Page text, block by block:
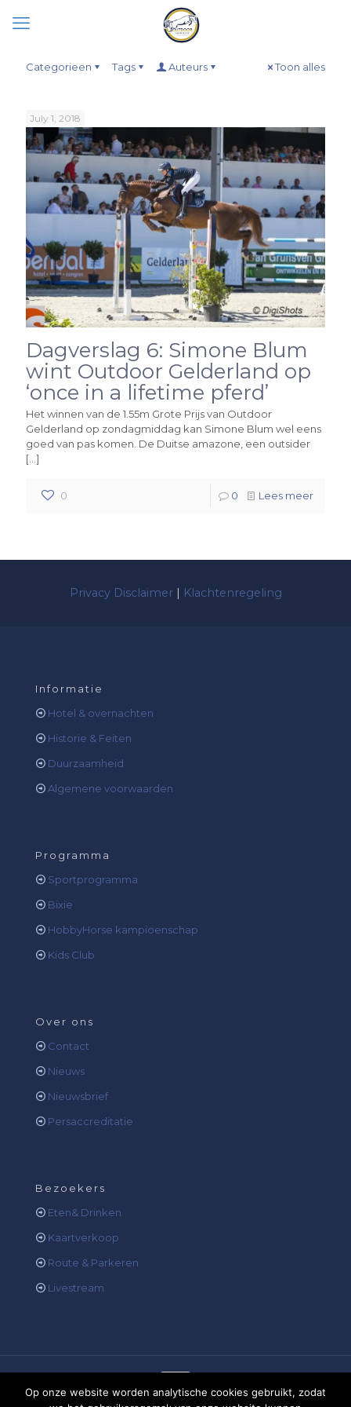
Categorieen Tags Auteurs Toon alles
July 1, 2018
Dagverslag 6: Simone Blum
wint Outdoor Gelderland op
‘once in a lifetime pferd’
Het winnen van de 1.55m Grote Prijs van Outdoor
Gelderland op zondagmiddag kan Simone Blum wel eens
goed van pas komen. De Duitse amazone, een outsider
[…]
0 0 Lees meer
Privacy Disclaimer| Klachtenregeling
Informatie
Hotel & overnachten
Historie & Feiten
Duurzaamheid
Algemene voorwaarden
Programma
Sportprogramma
Bixie
HobbyHorse kampioenschap
Kids Club
Over ons
Contact
Nieuws
Nieuwsbrief
Persaccreditatie
Bezoekers
Eten& Drinken
Kaartverkoop
Route & Parkeren
Livestream
Op onze website worden analytische cookies gebruikt, zodat